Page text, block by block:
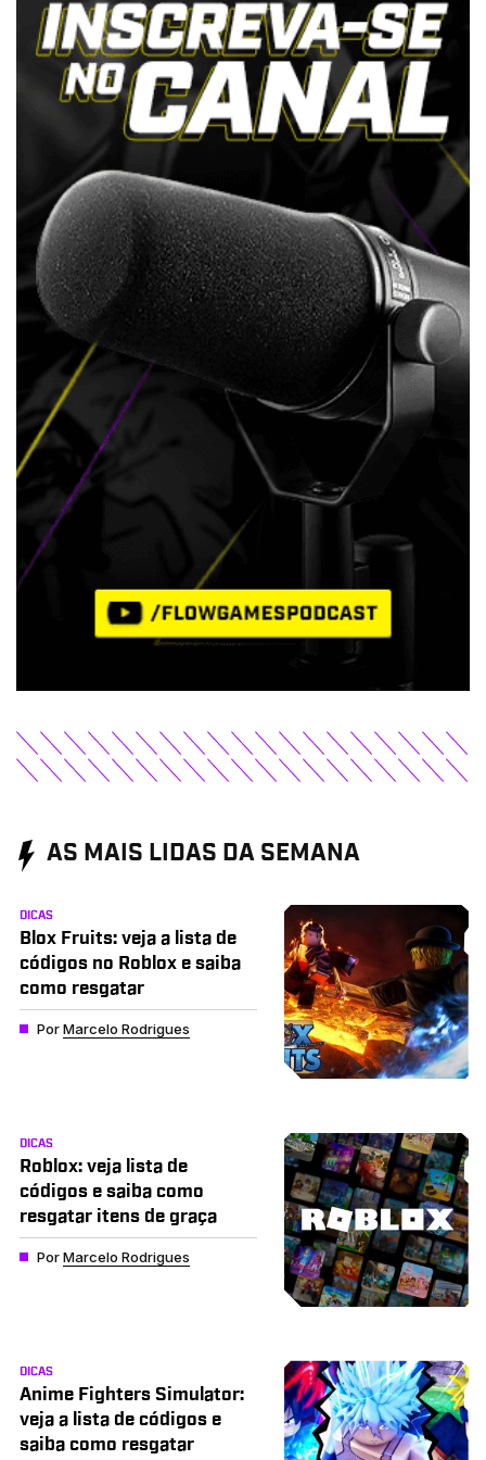
AS MAIS LIDAS DA SEMANA
DICAS
Blox Fruits: veja a lista de
códigos no Roblox e saiba
como resgatar
PorMarcelo Rodrigues
DICAS
Roblox: veja lista de
códigos e saiba como
resgatar itens de graça
PorMarcelo Rodrigues
DICAS
Anime Fighters Simulator:
veja a lista de códigos e
saiba como resgatar